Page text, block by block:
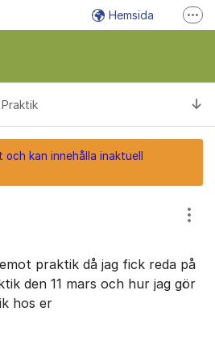
Hemsida
Felanmälan via Mina Sidor
Praktik
kan innehålla inaktuell
praktik då jag fick reda på
den 11 mars och hur jag gör
hos er